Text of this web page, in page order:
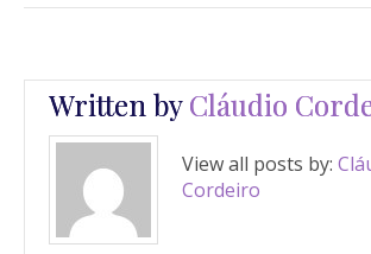
Written byCláudio
View all posts by:
Cordeiro